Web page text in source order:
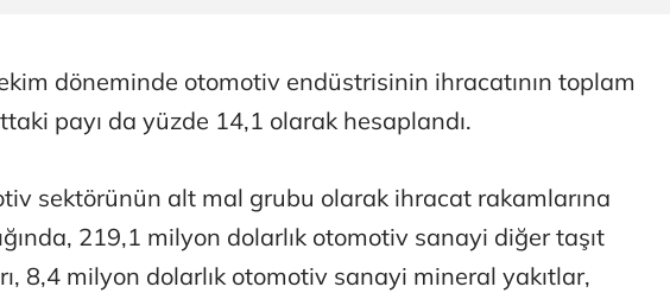
döneminde otomotiv endüstrisinin ihracatının toplam
payı da yüzde 14,1 olarak hesaplandı.
sektörünün alt mal grubu olarak ihracat rakamlarına
219,1 milyon dolarlık otomotiv sanayi diğer taşıt
8,4 milyon dolarlık otomotiv sanayi mineral yakıtlar,